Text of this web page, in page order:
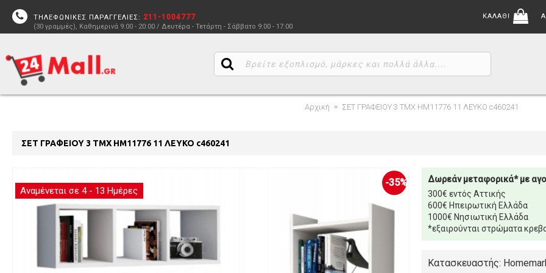
ΤΗΛΕΦΩΝΙΚΕΣ ΠΑΡΑΓΓΕΛΙΕΣ: 211-1004777
(30 γραμμές), Καθημερινά 9:00 - 20:00 / Δευτέρα - Τετάρτη - Σάββατο 9:00 - 17:00
ΚΑΛΑΘΙ
Αρχική ΣΕΤ ΓΡΑΦΕΙΟΥ 3 ΤΜΧ HM11776 11 ΛΕΥΚΟ c460241
ΣΕΤ ΓΡΑΦΕΙΟΥ 3 ΤΜΧ HM11776 11 ΛΕΥΚΟ c460241
-35%
Αναμένεται σε 4 - 13 Ημέρες
Δωρεάν μεταφορικά* με
300€ εντός Αττικής
600€ Ηπειρωτική Ελλάδα
1000€ Νησιωτική Ελλάδα
*εξαιρούνται στρώματα
Κατασκευαστής: